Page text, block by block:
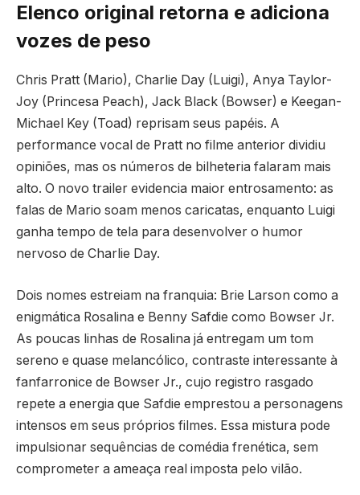
Elenco original retorna e adiciona
vozes de peso
Chris Pratt (Mario), Charlie Day (Luigi), Anya Taylor-
Joy (Princesa Peach), Jack Black (Bowser) e Keegan-
Michael Key (Toad) reprisam seus papéis. A
performance vocal de Pratt no filme anterior dividiu
opiniões, mas os números de bilheteria falaram mais
alto. O novo trailer evidencia maior entrosamento: as
falas de Mario soam menos caricatas, enquanto Luigi
ganha tempo de tela para desenvolver o humor
nervoso de Charlie Day.
Dois nomes estreiam na franquia: Brie Larson como a
enigmática Rosalina e Benny Safdie como Bowser Jr.
As poucas linhas de Rosalina já entregam um tom
sereno e quase melancólico, contraste interessante à
fanfarronice de Bowser Jr., cujo registro rasgado
repete a energia que Safdie emprestou a personagens
intensos em seus próprios filmes. Essa mistura pode
impulsionar sequências de comédia frenética, sem
comprometer a ameaça real imposta pelo vilão.